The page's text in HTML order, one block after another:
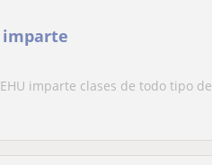
imparte
imparte clases de todo tipo de